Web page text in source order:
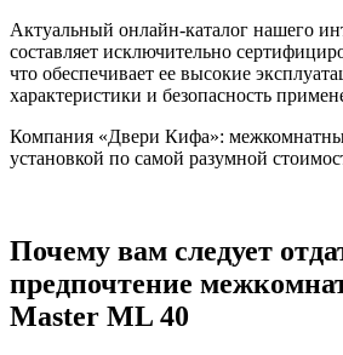
Актуальный онлайн-каталог нашего
составляет исключительно
что обеспечивает ее высокие
характеристики и безопасность
Компания «Двери Кифа»:
установкой по самой разумной
Почему вам следует
предпочтение
Master ML 40